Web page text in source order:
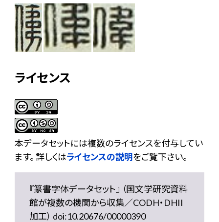
ライセンス
本データセットには複数のライセンスを付与してい
ます。 詳しくはライセンスの説明をご覧下さい。
『篆書字体データセット』 （国文学研究資料
館が複数の機関から収集／CODH・DHII
加工） doi:10.20676/00000390